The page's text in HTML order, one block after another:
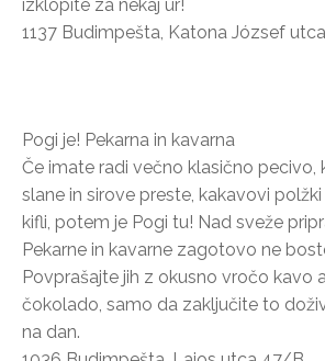
izklopite za nekaj ur!
1137 Budimpešta, Katona József
Pogi je! Pekarna in kavarna
Če imate radi večno klasično pecivo,
slane in sirove preste, kakavovi
kifli, potem je Pogi tu! Nad sveže
Pekarne in kavarne zagotovo ne
Povprašajte jih z okusno vročo kavo
čokolado, samo da zaključite to
na dan.